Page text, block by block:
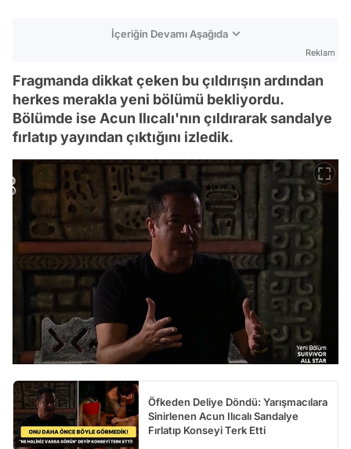
İçeriğin Devamı Aşağıda
Reklam
Fragmanda dikkat çeken bu çıldırışın ardından
herkes merakla yeni bölümü bekliyordu.
Bölümde ise Acun Ilıcalı'nın çıldırarak sandalye
fırlatıp yayından çıktığını izledik.
Öfkeden Deliye Döndü: Yarışmacılara
Sinirlenen Acun Ilıcalı Sandalye
Fırlatıp Konseyi Terk Etti